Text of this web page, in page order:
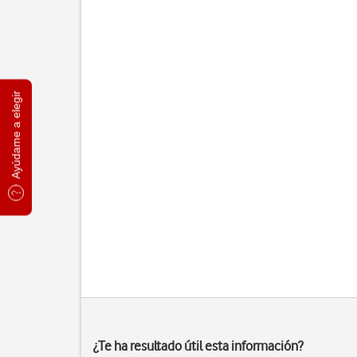
Ayúdame a elegir
¿Te ha resultado útil esta información?